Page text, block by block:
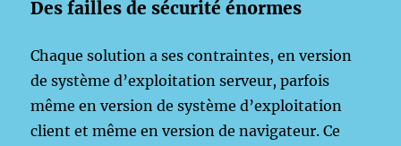
Des failles de sécurité énormes
Chaque solution a ses contraintes, en version
de système d’exploitation serveur, parfois
même en version de système d’exploitation
client et même en version de navigateur. Ce